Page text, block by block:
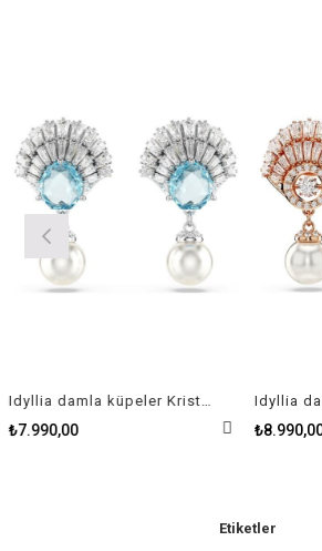
Idyllia damla küpeler Kristal inci, Deniz Kabuğu, Mavi, Rodyum kaplama
₺8.990,00
Etiketler